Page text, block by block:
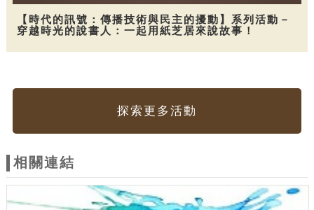
【時代的訊號：傳播技術與民主的擾動】系列活動－
穿越時光的說書人：一起用紙芝居來說故事！
探索更多活動
相關連結